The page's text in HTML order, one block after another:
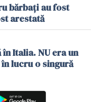
bărbați au fost
arestată
Italia. NU era un
lucru o singură